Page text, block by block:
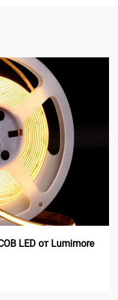
LED от Lumimore